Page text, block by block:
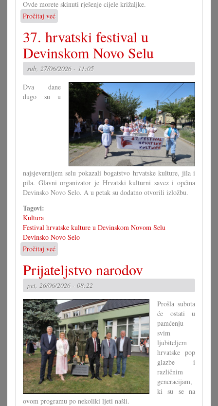
Ovde morete skinuti rješenje cijele križaljke.
Pročitaj već
Rješenje
velike
križaljke
za
misec
juni
37. hrvatski festival u
Devinskom Novo Selu
sub, 27/06/2026 - 11:05
Dva dane
dugo su u
najsjevernijem selu pokazali bogatstvo hrvatske kulture, jila i
pila. Glavni organizator je Hrvatski kulturni savez i općina
Devinsko Novo Selo. A u petak su dodatno otvorili izložbu.
Tagovi:
Kultura
Festival hrvatske kulture u Devinskom Novom Selu
Devinsko Novo Selo
Pročitaj već
37.
hrvatski
festival
u
Devinskom
Novo
Selu
Prijateljstvo narodov
pet, 26/06/2026 - 08:22
Prošla subota
će ostati u
pamćenju
svim
ljubiteljem
hrvatske pop
glazbe i
različnim
generacijam,
ki su se na
ovom programu po nekoliki ljeti našli.